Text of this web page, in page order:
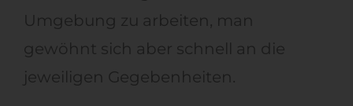
Umgebung zu arbeiten, man
gewöhnt sich aber schnell an die
jeweiligen Gegebenheiten.